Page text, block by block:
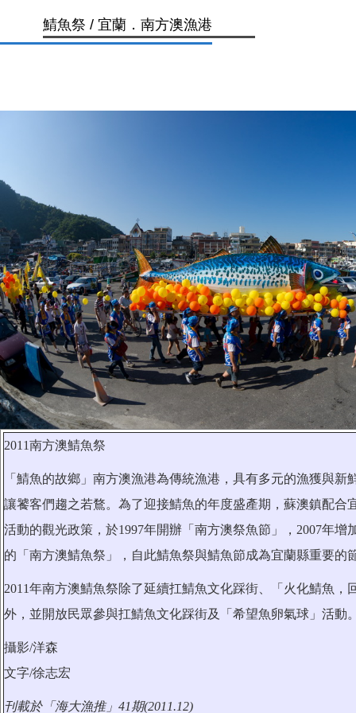
鯖魚祭 / 宜蘭．南方澳漁港
2011南方澳鯖魚祭
「鯖魚的故鄉」南方澳漁港為傳統漁港，具有多元的漁獲與新
讓饕客們趨之若鶩。為了迎接鯖魚的年度盛產期，蘇澳鎮配合
活動的觀光政策，於1997年開辦「南方澳祭魚節」，2007年增
的「南方澳鯖魚祭」，自此鯖魚祭與鯖魚節成為宜蘭縣重要的
2011年南方澳鯖魚祭除了延續扛鯖魚文化踩街、「火化鯖魚，
外，並開放民眾參與扛鯖魚文化踩街及「希望魚卵氣球」活動
攝影/洋森
文字/徐志宏
刊載於「海大漁推」41期(2011.12)